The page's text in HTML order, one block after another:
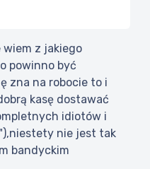
wiem z jakiego
powinno być
zna na robocie to i
kasę dostawać
idiotów i
nie jest tak
bandyckim